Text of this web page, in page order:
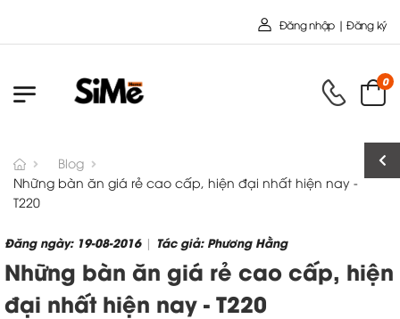
Chào mừng bạn đến với Nội Thất
Đăng nhập | Đăng ký
0
Blog
Những bàn ăn giá rẻ cao cấp, hiện đại nhất hiện nay -
T220
Đăng ngày: 19-08-2016| Tác giả: Phương Hằng
Những bàn ăn giá rẻ cao cấp, hiện
đại nhất hiện nay - T220